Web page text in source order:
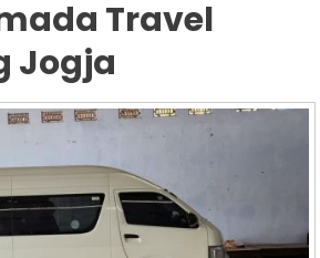
Travel
Jogja